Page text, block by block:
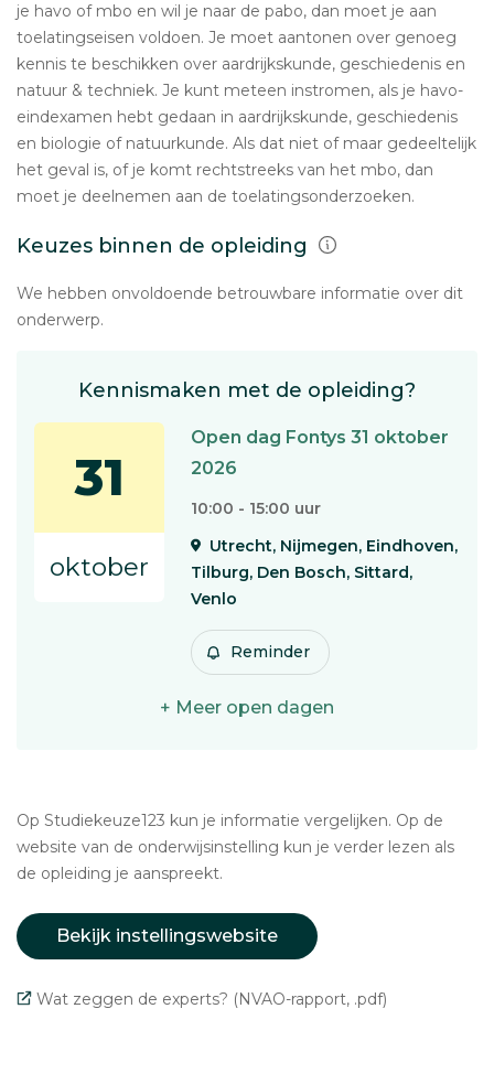
je havo of mbo en wil je naar de pabo, dan moet je aan
toelatingseisen voldoen. Je moet aantonen over genoeg
kennis te beschikken over aardrijkskunde, geschiedenis en
natuur & techniek. Je kunt meteen instromen, als je havo-
eindexamen hebt gedaan in aardrijkskunde, geschiedenis
en biologie of natuurkunde. Als dat niet of maar gedeeltelijk
het geval is, of je komt rechtstreeks van het mbo, dan
moet je deelnemen aan de toelatingsonderzoeken.
Keuzes binnen de opleiding
We hebben onvoldoende betrouwbare informatie over dit
onderwerp.
Kennismaken met de opleiding?
31
oktober
Open dag Fontys 31 oktober
2026
10:00 - 15:00 uur
Utrecht, Nijmegen, Eindhoven,
Tilburg, Den Bosch, Sittard,
Venlo
Reminder
+ Meer open dagen
Op Studiekeuze123 kun je informatie vergelijken. Op de
website van de onderwijsinstelling kun je verder lezen als
de opleiding je aanspreekt.
Bekijk instellingswebsite
Wat zeggen de experts? (NVAO-rapport, .pdf)